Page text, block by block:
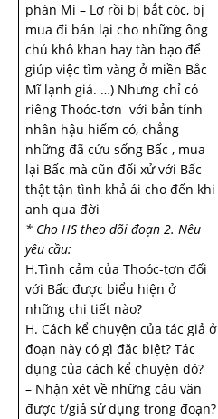
phán Mi – Lơ rồi bị bắt cóc, bị
mua đi bán lại cho những ông
chủ khô khan hay tàn bạo để
giúp việc tìm vàng ở miền Bắc
Mĩ lạnh giá. …) Nhưng chỉ có
riêng Thoóc-tơn với bản tính
nhân hậu hiếm có, chẳng
những đã cứu sống Bấc , mua
lại Bấc mà cũn đối xử với Bấc
thật tận tình khả ái cho đến khi
anh qua đời
* Cho HS theo dõi đoạn 2. Nêu
yêu cầu:
H.Tình cảm của Thoóc-tơn đối
với Bấc được biểu hiện ở
những chi tiết nào?
H. Cách kể chuyện của tác giả ở
đoạn này có gì đặc biệt? Tác
dụng của cách kể chuyện đó?
– Nhận xét về những câu văn
được t/giả sử dụng trong đoạn?